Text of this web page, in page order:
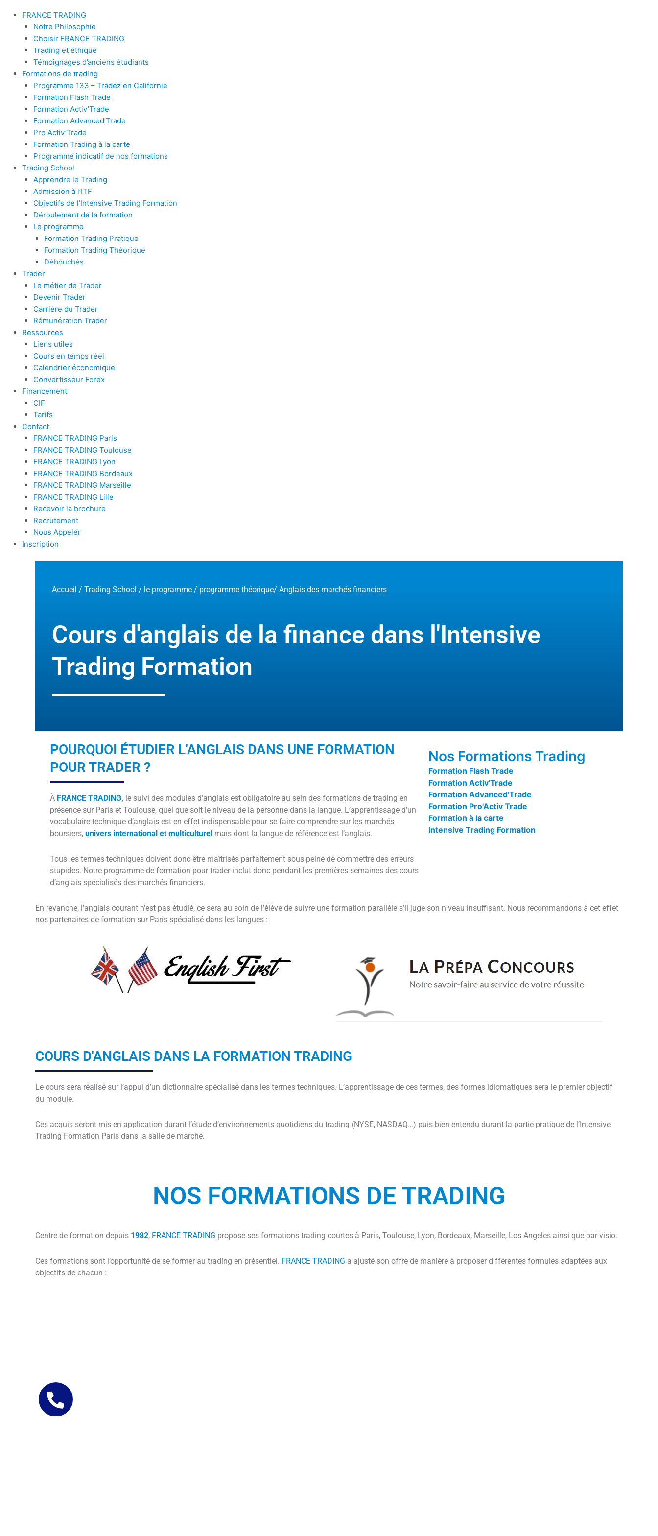
FRANCE TRADING
Notre Philosophie
Choisir FRANCE TRADING
Trading et éthique
Témoignages d’anciens étudiants
Formations de trading
Programme 133 – Tradez en Californie
Formation Flash Trade
Formation Activ’Trade
Formation Advanced’Trade
Pro Activ’Trade
Formation Trading à la carte
Programme indicatif de nos formations
Trading School
Apprendre le Trading
Admission à l’ITF
Objectifs de l’Intensive Trading Formation
Déroulement de la formation
Le programme
Formation Trading Pratique
Formation Trading Théorique
Débouchés
Trader
Le métier de Trader
Devenir Trader
Carrière du Trader
Rémunération Trader
Ressources
Liens utiles
Cours en temps réel
Calendrier économique
Convertisseur Forex
Financement
CIF
Tarifs
Contact
FRANCE TRADING Paris
FRANCE TRADING Toulouse
FRANCE TRADING Lyon
FRANCE TRADING Bordeaux
FRANCE TRADING Marseille
FRANCE TRADING Lille
Recevoir la brochure
Recrutement
Nous Appeler
Inscription
Accueil / Trading School / le programme / programme théorique/ Anglais des marchés financiers
Cours d'anglais de la finance dans l'Intensive
Trading Formation
POURQUOI ÉTUDIER L'ANGLAIS DANS UNE FORMATION
POUR TRADER ?
À FRANCE TRADING, le suivi des modules d’anglais est obligatoire au sein des formations de trading en
présence sur Paris et Toulouse, quel que soit le niveau de la personne dans la langue. L’apprentissage d’un
vocabulaire technique d’anglais est en effet indispensable pour se faire comprendre sur les marchés
boursiers, univers international et multiculturel mais dont la langue de référence est l’anglais.
Tous les termes techniques doivent donc être maîtrisés parfaitement sous peine de commettre des erreurs
stupides. Notre programme de formation pour trader inclut donc pendant les premières semaines des cours
d’anglais spécialisés des marchés financiers.
Nos Formations Trading
Formation Flash Trade
Formation Activ'Trade
Formation Advanced'Trade
Formation Pro'Activ Trade
Formation à la carte
Intensive Trading Formation
En revanche, l’anglais courant n’est pas étudié, ce sera au soin de l’élève de suivre une formation parallèle s’il juge son niveau insuffisant. Nous recommandons à cet effet
nos partenaires de formation sur Paris spécialisé dans les langues :
COURS D'ANGLAIS DANS LA FORMATION TRADING
Le cours sera réalisé sur l’appui d’un dictionnaire spécialisé dans les termes techniques. L’apprentissage de ces termes, des formes idiomatiques sera le premier objectif
du module.
Ces acquis seront mis en application durant l’étude d’environnements quotidiens du trading (NYSE, NASDAQ…) puis bien entendu durant la partie pratique de l’Intensive
Trading Formation Paris dans la salle de marché.
NOS FORMATIONS DE TRADING
Centre de formation depuis 1982, FRANCE TRADING propose ses formations trading courtes à Paris, Toulouse, Lyon, Bordeaux, Marseille, Los Angeles ainsi que par visio.
Ces formations sont l’opportunité de se former au trading en présentiel. FRANCE TRADING a ajusté son offre de manière à proposer différentes formules adaptées aux
objectifs de chacun :